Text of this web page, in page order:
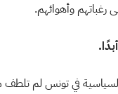
رغباتهم وأهوائهم.
في تونس لم تلطف